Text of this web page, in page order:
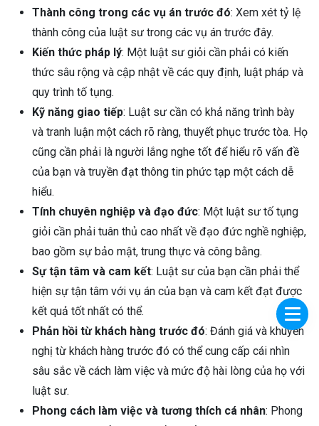
Thành công trong các vụ án trước đó: Xem xét tỷ lệ
thành công của luật sư trong các vụ án trước đây.
Kiến thức pháp lý: Một luật sư giỏi cần phải có kiến
thức sâu rộng và cập nhật về các quy định, luật pháp và
quy trình tố tụng.
Kỹ năng giao tiếp: Luật sư cần có khả năng trình bày
và tranh luận một cách rõ ràng, thuyết phục trước tòa. Họ
cũng cần phải là người lắng nghe tốt để hiểu rõ vấn đề
của bạn và truyền đạt thông tin phức tạp một cách dễ
hiểu.
Tính chuyên nghiệp và đạo đức: Một luật sư tố tụng
giỏi cần phải tuân thủ cao nhất về đạo đức nghề nghiệp,
bao gồm sự bảo mật, trung thực và công bằng.
Sự tận tâm và cam kết: Luật sư của bạn cần phải thể
hiện sự tận tâm với vụ án của bạn và cam kết đạt được
kết quả tốt nhất có thể.
Phản hồi từ khách hàng trước đó: Đánh giá và khuyến
nghị từ khách hàng trước đó có thể cung cấp cái nhìn
sâu sắc về cách làm việc và mức độ hài lòng của họ với
luật sư.
Phong cách làm việc và tương thích cá nhân: Phong